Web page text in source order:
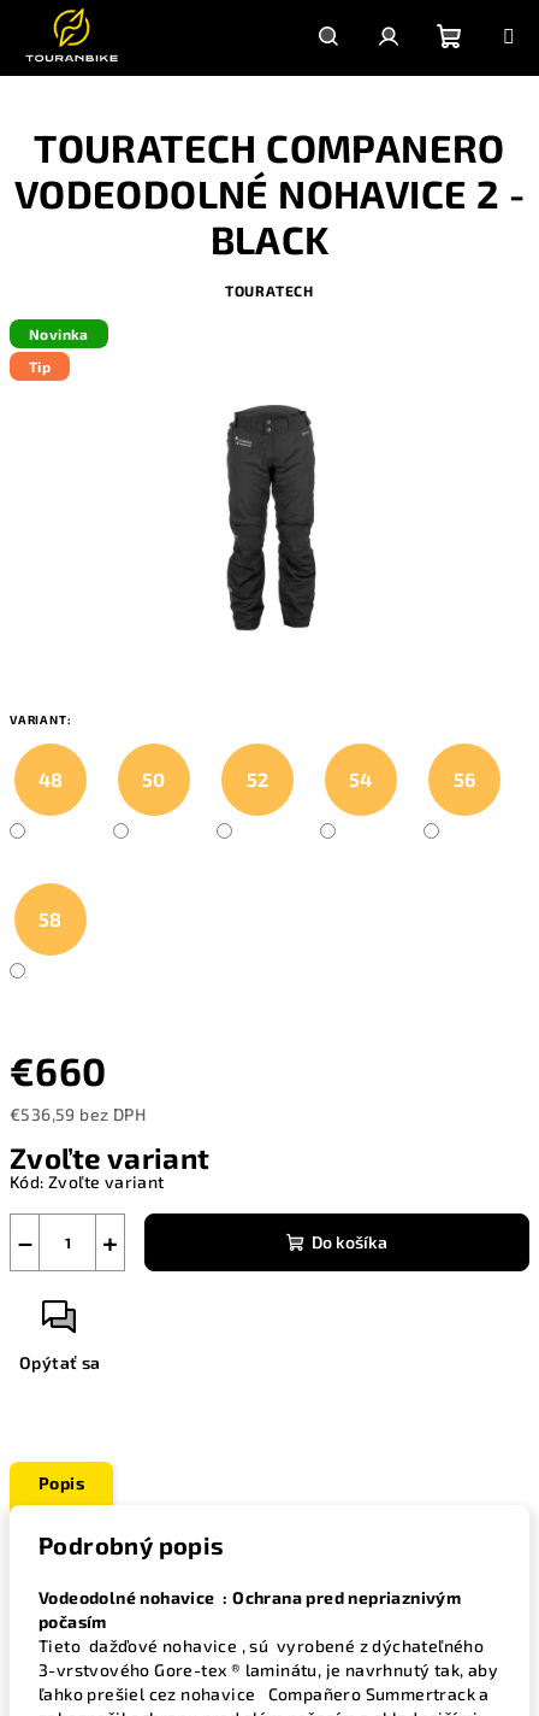
obsah
košík
VARIANT:
48 50 52 54 56
58
€660
€536,59 bez DPH
cena:
Zvoľte variant
Kód: Zvoľte variant
+
− Do košíka
Opýtať sa
TOURATECH COMPANERO
VODEODOLNÉ NOHAVICE 2 -
BLACK
TOURATECH
Novinka
Tip
Popis
Podrobný popis
Vodeodolné nohavice : Ochrana pred nepriaznivým
počasím
Tieto dažďové nohavice , sú vyrobené z dýchateľného
3-vrstvového Gore-tex ® laminátu, je navrhnutý tak, aby
ľahko prešiel cez nohavice Compañero Summertrack a